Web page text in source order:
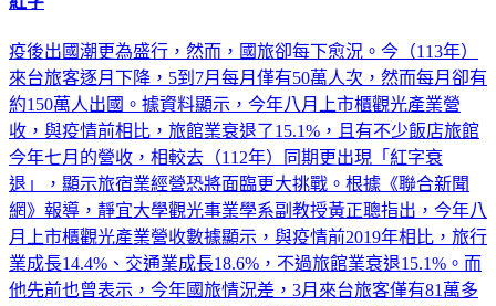
來台旅客逐月下降，5到7月每月僅有50萬人次，然而每月卻有
約150萬人出國。據資料顯示，今年八月上市櫃觀光產業營
收，與疫情前相比，旅館業衰退了15.1%，且有不少飯店旅館
今年七月的營收，相較去（112年）同期更出現「紅字衰
退」，顯示旅宿業經營恐將面臨更大挑戰。根據《聯合新聞
網》報導，靜宜大學觀光事業學系副教授黃正聰指出，今年八
月上市櫃觀光產業營收數據顯示，與疫情前2019年相比，旅行
業成長14.4%、交通業成長18.6%，不過旅館業衰退15.1%。而
他先前也曾表示，今年國旅情況差，3月來台旅客僅有81萬多
人次、4月減少變為61萬人次，接下來的5到7月僅有50多萬人